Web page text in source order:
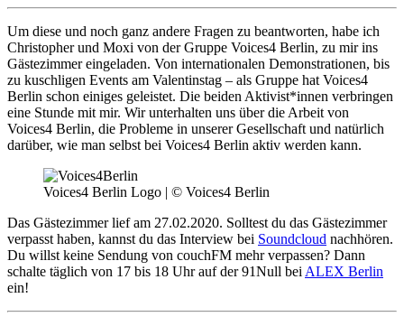
Um diese und noch ganz andere Fragen zu beantworten, habe ich
Christopher und Moxi von der Gruppe Voices4 Berlin, zu mir ins
Gästezimmer eingeladen. Von internationalen Demonstrationen, bis
zu kuschligen Events am Valentinstag – als Gruppe hat Voices4
Berlin schon einiges geleistet. Die beiden Aktivist*innen verbringen
eine Stunde mit mir. Wir unterhalten uns über die Arbeit von
Voices4 Berlin, die Probleme in unserer Gesellschaft und natürlich
darüber, wie man selbst bei Voices4 Berlin aktiv werden kann.
Voices4 Berlin Logo | © Voices4 Berlin
Das Gästezimmer lief am 27.02.2020. Solltest du das Gästezimmer
verpasst haben, kannst du das Interview bei Soundcloud nachhören.
Du willst keine Sendung von couchFM mehr verpassen? Dann
schalte täglich von 17 bis 18 Uhr auf der 91Null bei ALEX Berlin
ein!